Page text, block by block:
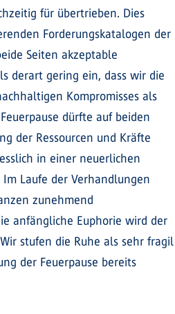
für übertrieben. Dies
Forderungskatalogen der
Seiten akzeptable
derart gering ein, dass wir die
Kompromisses als
dürfte auf beiden
der Ressourcen und Kräfte
in einer neuerlichen
Laufe der Verhandlungen
zunehmend
anfängliche Euphorie wird der
stufen die Ruhe als sehr fragil
der Feuerpause bereits